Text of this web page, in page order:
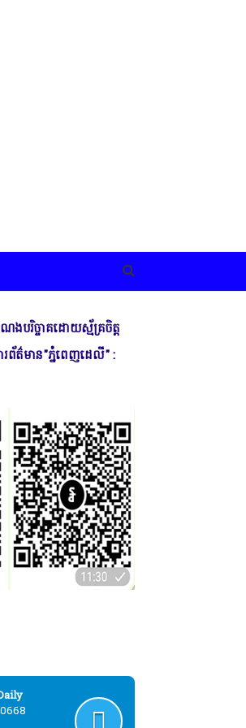
បរិច្ចាគដោយស្ម័គ្រចិត្ត
ព័ត៌មាន"ភ្នំពេញដេលី" :